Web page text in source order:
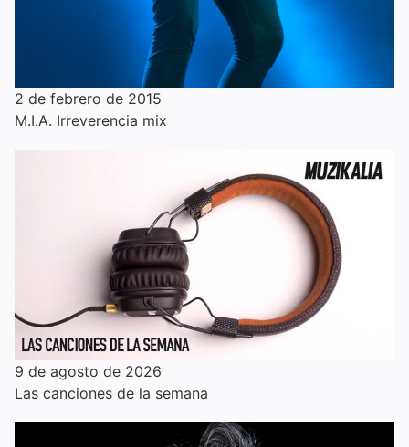
2 de febrero de 2015
M.I.A. Irreverencia mix
9 de agosto de 2026
Las canciones de la semana